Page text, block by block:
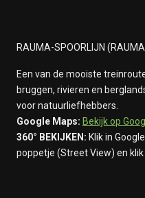
RAUMA-SPOORLIJN
Een van de mooiste
bruggen, rivieren en
voor natuurliefhebbers.
Google Maps: Bekijk op
360° BEKIJKEN: Klik in
poppetje (Street View) en klik